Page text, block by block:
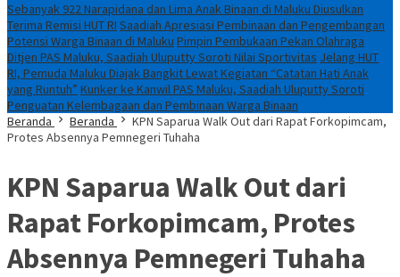
Sebanyak 922 Narapidana dan Lima Anak Binaan di Maluku Diusulkan
Terima Remisi HUT RI Saadiah Apresiasi Pembinaan dan Pengembangan
Potensi Warga Binaan di Maluku Pimpin Pembukaan Pekan Olahraga
Ditjen PAS Maluku, Saadiah Uluputty Soroti Nilai Sportivitas Jelang HUT
RI, Pemuda Maluku Diajak Bangkit Lewat Kegiatan “Catatan Hati Anak
yang Runtuh” Kunker ke Kanwil PAS Maluku, Saadiah Uluputty Soroti
Penguatan Kelembagaan dan Pembinaan Warga Binaan
Beranda
Beranda
KPN Saparua Walk Out dari Rapat Forkopimcam,
Protes Absennya Pemnegeri Tuhaha
KPN Saparua Walk Out dari
Rapat Forkopimcam, Protes
Absennya Pemnegeri Tuhaha